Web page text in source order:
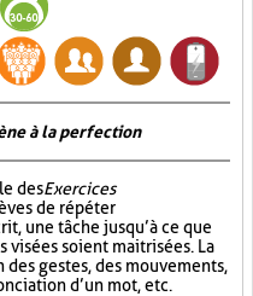
à la perfection
desExercices
de répéter
une tâche jusqu’à ce que
visées soient maitrisées. La
gestes, des mouvements,
d’un mot, etc.